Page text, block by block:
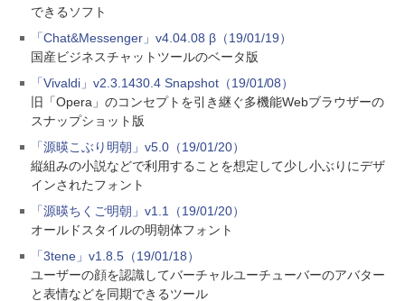
できるソフト
「Chat&Messenger」v4.04.08 β（19/01/19）
国産ビジネスチャットツールのベータ版
「Vivaldi」v2.3.1430.4 Snapshot（19/01/08）
旧「Opera」のコンセプトを引き継ぐ多機能Webブラウザーの
スナップショット版
「源暎こぶり明朝」v5.0（19/01/20）
縦組みの小説などで利用することを想定して少し小ぶりにデザ
インされたフォント
「源暎ちくご明朝」v1.1（19/01/20）
オールドスタイルの明朝体フォント
「3tene」v1.8.5（19/01/18）
ユーザーの顔を認識してバーチャルユーチューバーのアバター
と表情などを同期できるツール